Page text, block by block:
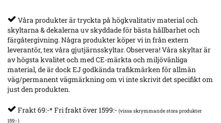
Våra produkter är tryckta på högkvalitativ material och
skyltarna & dekalerna uv skyddade för bästa hållbarhet och
färgåtergivning. Några produkter köper vi in från extern
leverantör, tex våra gjutjärnsskyltar. Observera! Våra skyltar är
av högsta kvalitet och med CE-märkta och miljövänliga
material, de är dock EJ godkända trafikmärken för allmän
väg/permanent vägmärkning om vi inte skrivit det specifikt om
just den produkten.
Frakt 69:-* Fri frakt över 1599:- (vissa skrymmande stora produkter
159:-)